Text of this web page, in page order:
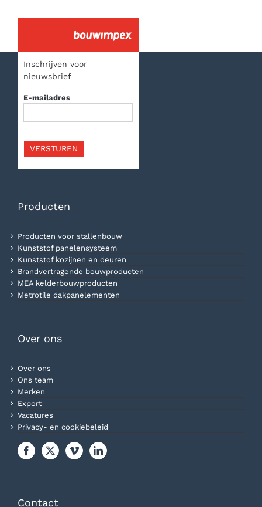
Inschrijven voor
nieuwsbrief
E-mailadres
VERSTUREN
Producten
Producten voor stallenbouw
Kunststof panelensysteem
Kunststof kozijnen en deuren
Brandvertragende bouwproducten
MEA kelderbouwproducten
Metrotile dakpanelementen
Over ons
Over ons
Ons team
Merken
Export
Vacatures
Privacy- en cookiebeleid
Contact